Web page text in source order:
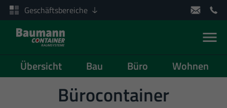
Zum Inhalt springen
Geschäftsbereiche
Übersicht Bau Büro Wohnen
Bürocontainer